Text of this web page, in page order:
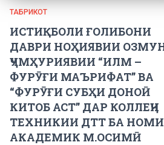
ТАБРИКОТ
ИСТИҚБОЛИ ҒОЛИБОНИ
ДАВРИ НОҲИЯВИИ
ҶУМҲУРИЯВИИ “ИЛМ –
ФУРӮҒИ МАЪРИФАТ” ВА
“ФУРӮҒИ СУБҲИ ДОНОӢ
КИТОБ АСТ” ДАР КОЛЛЕҶИ
ТЕХНИКИИ ДТТ БА НОМИ
АКАДЕМИК М.ОСИМӢ